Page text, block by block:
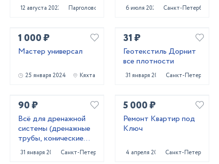
12 августа 2023 Парголово 6 июля 2023 Санкт-Петербург
1 000 ₽
Мастер универсал
25 января 2024 Кяхта
31 ₽
Геотекстиль Дорнит
все плотности
31 января 2024 Санкт-Петербург
90 ₽
Всё для дренажной
системы (дренажные
трубы, конические
колодцы,трубы под
заезд)
31 января 2024 Санкт-Петербург
5 000 ₽
Ремонт Квартир под
Ключ
4 апреля 2022 Санкт-Петербург